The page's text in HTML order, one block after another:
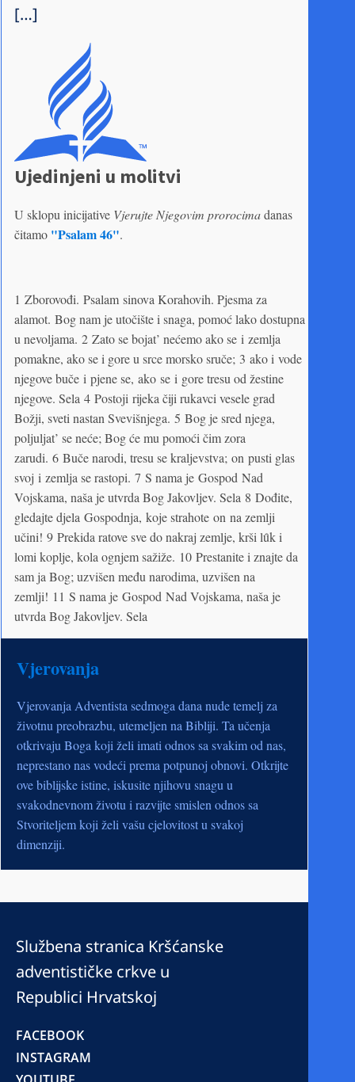
[…]
Ujedinjeni u molitvi
U sklopu inicijative Vjerujte Njegovim prorocimadanas
čitamo "Psalam 46".
1 Zborovođi. Psalam sinova Korahovih. Pjesma za
alamot. Bog nam je utočište i snaga, pomoć lako dostupna
u nevoljama. 2 Zato se bojat’ nećemo ako se i zemlja
pomakne, ako se i gore u srce morsko sruče; 3 ako i vode
njegove buče i pjene se, ako se i gore tresu od žestine
njegove. Sela 4 Postoji rijeka čiji rukavci vesele grad
Božji, sveti nastan Svevišnjega. 5 Bog je sred njega,
poljuljat’ se neće; Bog će mu pomoći čim zora
zarudi. 6 Buče narodi, tresu se kraljevstva; on pusti glas
svoj i zemlja se rastopi. 7 S nama je Gospod Nad
Vojskama, naša je utvrda Bog Jakovljev. Sela 8 Dođite,
gledajte djela Gospodnja, koje strahote on na zemlji
učini! 9 Prekida ratove sve do nakraj zemlje, krši lȗk i
lomi koplje, kola ognjem sažiže. 10 Prestanite i znajte da
sam ja Bog; uzvišen među narodima, uzvišen na
zemlji! 11 S nama je Gospod Nad Vojskama, naša je
utvrda Bog Jakovljev. Sela
Vjerovanja
Vjerovanja Adventista sedmoga dana nude temelj za
životnu preobrazbu, utemeljen na Bibliji. Ta učenja
otkrivaju Boga koji želi imati odnos sa svakim od nas,
neprestano nas vodeći prema potpunoj obnovi. Otkrijte
ove biblijske istine, iskusite njihovu snagu u
svakodnevnom životu i razvijte smislen odnos sa
Stvoriteljem koji želi vašu cjelovitost u svakoj
dimenziji.
Službena stranica Kršćanske
adventističke crkve u
Republici Hrvatskoj
FACEBOOK
INSTAGRAM